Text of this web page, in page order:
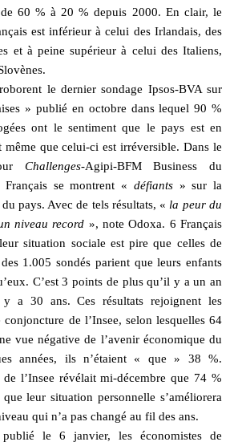
60 % à 20 % depuis 2000. En clair, le
est inférieur à celui des Irlandais, des
et à peine supérieur à celui des Italiens,
le dernier sondage Ipsos-BVA sur
» publié en octobre dans lequel 90 %
ont le sentiment que le pays est en
que celui-ci est irréversible. Dans le
Challenges-Agipi-BFM Business du
se montrent « défiants» sur la
pays. Avec de tels résultats, « la peur du
niveau record », note Odoxa. 6 Français
situation sociale est pire que celles de
1.005 sondés parient que leurs enfants
C’est 3 points de plus qu’il y a un an
a 30 ans. Ces résultats rejoignent les
conjoncture de l’Insee, selon lesquelles 64
vue négative de l’avenir économique du
années, ils n’étaient « que » 38 %.
de l’Insee révélait mi-décembre que 74 %
leur situation personnelle s’améliorera
qui n’a pas changé au fil des ans.
le 6 janvier, les économistes de